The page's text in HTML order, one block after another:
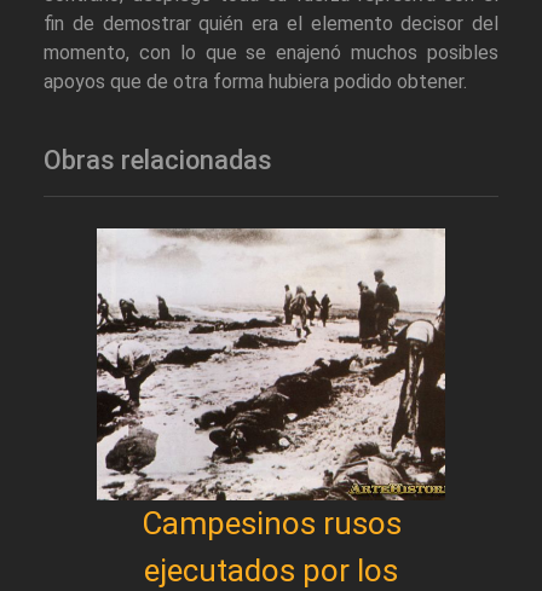
fin de demostrar quién era el elemento decisor del
momento, con lo que se enajenó muchos posibles
apoyos que de otra forma hubiera podido obtener.
Obras relacionadas
Campesinos rusos
ejecutados por los